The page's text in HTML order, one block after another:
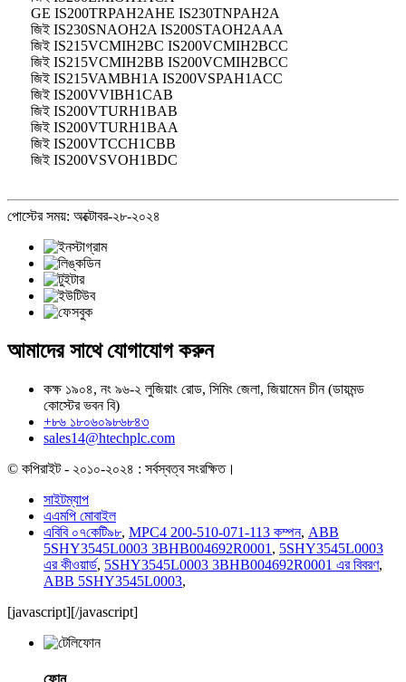
GE IS200TRPAH2AHE IS230TNPAH2A
জিই IS230SNAOH2A IS200STAOH2AAA
জিই IS215VCMIH2BC IS200VCMIH2BCC
জিই IS215VCMIH2BB IS200VCMIH2BCC
জিই IS215VAMBH1A IS200VSPAH1ACC
জিই IS200VVIBH1CAB
জিই IS200VTURH1BAB
জিই IS200VTURH1BAA
জিই IS200VTCCH1CBB
জিই IS200VSVOH1BDC
পোস্টের সময়: অক্টোবর-২৮-২০২৪
আমাদের সাথে যোগাযোগ করুন
কক্ষ ১৯০৪, নং ৯৬-২ লুজিয়াং রোড, সিমিং জেলা, জিয়ামেন চীন (ডায়মন্ড
কোস্টের ভবন বি)
+৮৬ ১৮০৬০৯৮৬৮৪৩
sales14@htechplc.com
© কপিরাইট - ২০১০-২০২৪ : সর্বস্বত্ব সংরক্ষিত।
সাইটম্যাপ
এএমপি মোবাইল
এবিবি ০৭কেটি৯৮, MPC4 200-510-071-113 কম্পন, ABB
5SHY3545L0003 3BHB004692R0001 , 5SHY3545L0003
এর কীওয়ার্ড, 5SHY3545L0003 3BHB004692R0001 এর বিবরণ,
ABB 5SHY3545L0003,
[javascript][/javascript]
ফোন